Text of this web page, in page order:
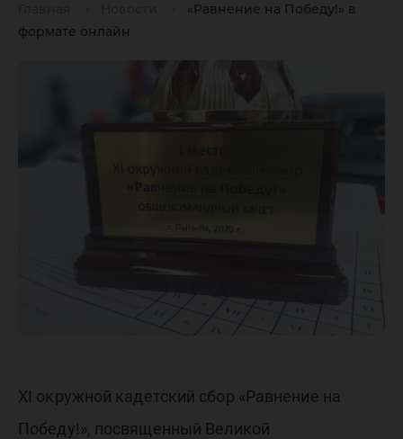
«Равнение на Победу!» в
формате онлайн
онлайн
XI окружной кадетский сбор «Равнение на
Победу!», посвященный Великой